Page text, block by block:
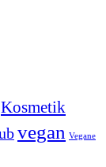
Kosmetik
vegan Vegane